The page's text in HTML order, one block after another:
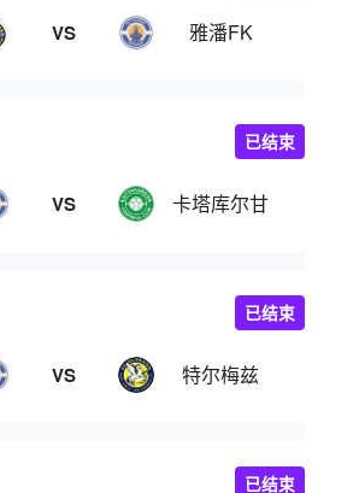
VS 雅潘FK
VS 卡塔库尔甘
已结束
VS 特尔梅兹
已结束
已结束